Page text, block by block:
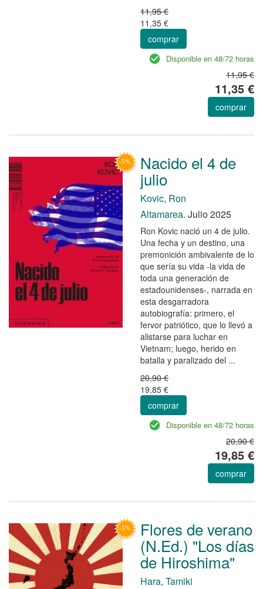
11,95 €
11,35 €
comprar
Disponible en 48/72 horas
11,95 €
11,35 €
comprar
Nacido el 4 de
julio
Kovic, Ron
Altamarea. Julio 2025
Ron Kovic nació un 4 de julio.
Una fecha y un destino, una
premonición ambivalente de lo
que sería su vida -la vida de
toda una generación de
estadounidenses-, narrada en
esta desgarradora
autobiografía: primero, el
fervor patriótico, que lo llevó a
alistarse para luchar en
Vietnam; luego, herido en
batalla y paralizado del ...
20,90 €
19,85 €
comprar
Disponible en 48/72 horas
20,90 €
19,85 €
comprar
Flores de verano
(N.Ed.) "Los días
de Hiroshima"
Hara, Tamiki